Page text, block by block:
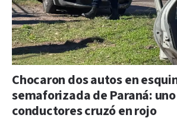
Chocaron dos autos en
semaforizada de Paraná:
conductores cruzó en rojo